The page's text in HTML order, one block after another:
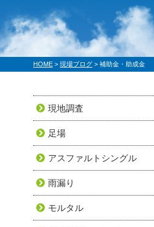
HOME > 現場ブログ > 補助金・助成金
現地調査
足場
アスファルトシングル
雨漏り
モルタル